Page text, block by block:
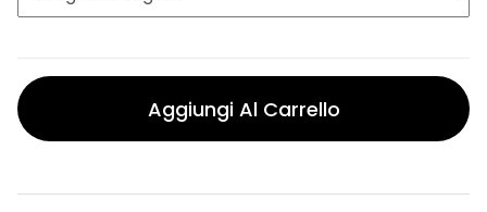
Aggiungi Al Carrello